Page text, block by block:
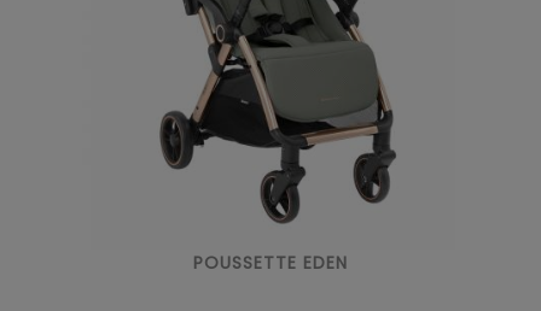
POUSSETTE EDEN